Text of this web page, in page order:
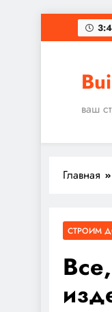
Перейти
к
ваш
Главная
СТРОИМ